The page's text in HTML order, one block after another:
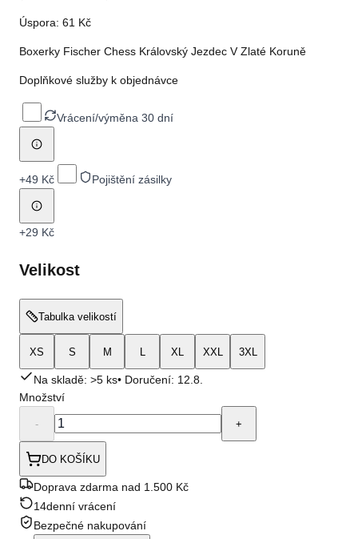
Úspora: 61 Kč
Boxerky Fischer Chess Královský Jezdec V Zlaté Koruně
Doplňkové služby k objednávce
Vrácení/výměna 30 dní
+49 Kč Pojištění zásilky
+29 Kč
Velikost
Tabulka velikostí
XS S M L XL XXL 3XL
Na skladě: >5 ks• Doručení: 12.8.
Množství
- +
DO KOŠÍKU
Doprava zdarma nad 1.500 Kč
14denní vrácení
Bezpečné nakupování